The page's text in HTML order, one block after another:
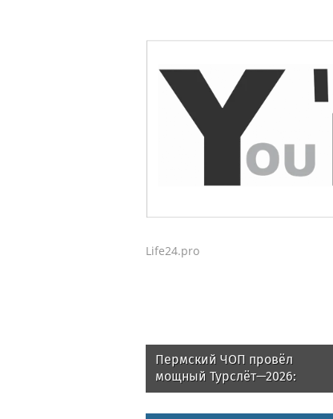
Life24.pro
Пермский ЧОП провёл
мощный Турслёт—2026:
фото, результаты и
впечатления от